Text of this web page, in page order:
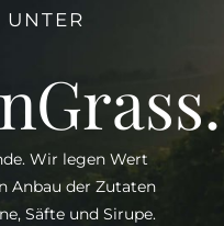
Wir legen Wert
Anbau der Zutaten
Säfte und Sirupe.